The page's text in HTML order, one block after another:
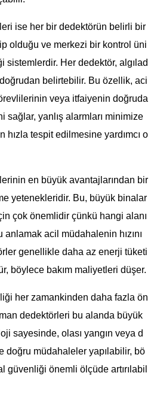
ise her bir dedektörün belirli bir
olduğu ve merkezi bir kontrol üni
Her dedektör, algılad
doğrudan belirtebilir. Bu özellik, aci
veya itfaiyenin doğruda
sağlar, yanlış alarmları minimize
hızla tespit edilmesine yardımcı o
en büyük avantajlarından bir
yetenekleridir. Bu, büyük binalar
çok önemlidir çünkü hangi alanı
acil müdahalenin hızını
genellikle daha az enerji tüketi
böylece bakım maliyetleri düşer.
her zamankinden daha fazla ön
dedektörleri bu alanda büyük
sayesinde, olası yangın veya d
doğru müdahaleler yapılabilir, bö
güvenliği önemli ölçüde artırılabil